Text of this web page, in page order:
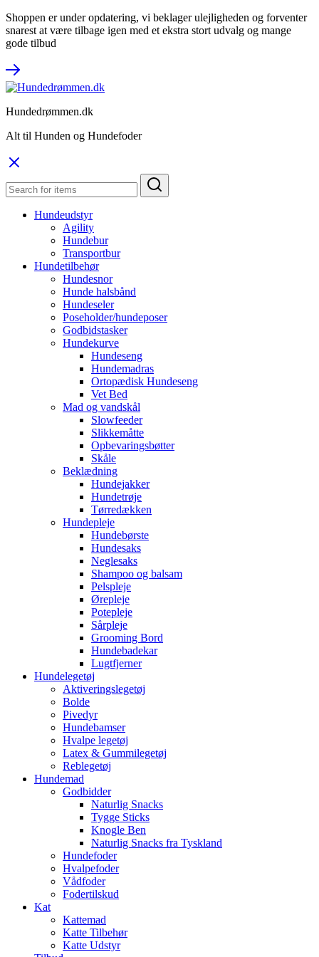
Shoppen er under opdatering, vi beklager ulejligheden og forventer
snarest at være tilbage igen med et ekstra stort udvalg og mange
gode tilbud
Hundedrømmen.dk
Alt til Hunden og Hundefoder
Hundeudstyr
Agility
Hundebur
Transportbur
Hundetilbehør
Hundesnor
Hunde halsbånd
Hundeseler
Poseholder/hundeposer
Godbidstasker
Hundekurve
Hundeseng
Hundemadras
Ortopædisk Hundeseng
Vet Bed
Mad og vandskål
Slowfeeder
Slikkemåtte
Opbevaringsbøtter
Skåle
Beklædning
Hundejakker
Hundetrøje
Tørredækken
Hundepleje
Hundebørste
Hundesaks
Neglesaks
Shampoo og balsam
Pelspleje
Ørepleje
Potepleje
Sårpleje
Grooming Bord
Hundebadekar
Lugtfjerner
Hundelegetøj
Aktiveringslegetøj
Bolde
Pivedyr
Hundebamser
Hvalpe legetøj
Latex & Gummilegetøj
Reblegetøj
Hundemad
Godbidder
Naturlig Snacks
Tygge Sticks
Knogle Ben
Naturlig Snacks fra Tyskland
Hundefoder
Hvalpefoder
Vådfoder
Fodertilskud
Kat
Kattemad
Katte Tilbehør
Katte Udstyr